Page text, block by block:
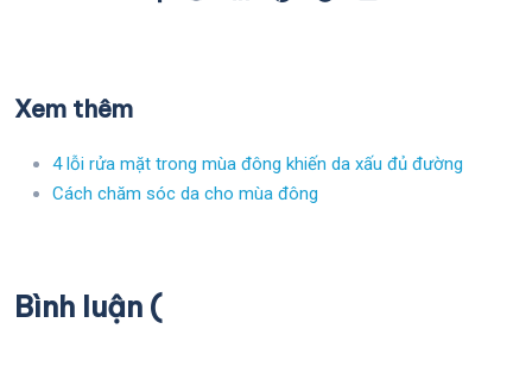
Xem thêm
4 lỗi rửa mặt trong mùa đông khiến da xấu đủ đường
Cách chăm sóc da cho mùa đông
Bình luận (